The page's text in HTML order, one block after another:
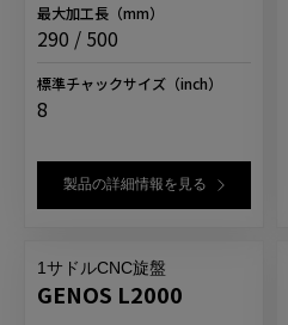
最大加工長 （mm）
290 / 500
標準チャックサイズ （inch）
8
製品の詳細情報を見る
1サドルCNC旋盤
GENOS L2000